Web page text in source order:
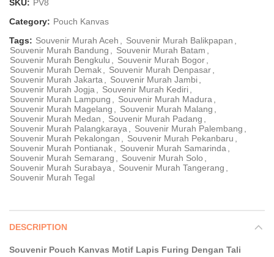
SKU: PV8
Category: Pouch Kanvas
Tags: Souvenir Murah Aceh , Souvenir Murah Balikpapan ,
Souvenir Murah Bandung , Souvenir Murah Batam ,
Souvenir Murah Bengkulu , Souvenir Murah Bogor,
Souvenir Murah Demak, Souvenir Murah Denpasar,
Souvenir Murah Jakarta, Souvenir Murah Jambi,
Souvenir Murah Jogja, Souvenir Murah Kediri,
Souvenir Murah Lampung , Souvenir Murah Madura,
Souvenir Murah Magelang , Souvenir Murah Malang ,
Souvenir Murah Medan , Souvenir Murah Padang ,
Souvenir Murah Palangkaraya, Souvenir Murah Palembang ,
Souvenir Murah Pekalongan , Souvenir Murah Pekanbaru ,
Souvenir Murah Pontianak, Souvenir Murah Samarinda,
Souvenir Murah Semarang , Souvenir Murah Solo ,
Souvenir Murah Surabaya, Souvenir Murah Tangerang ,
Souvenir Murah Tegal
DESCRIPTION
Souvenir Pouch Kanvas Motif Lapis Furing Dengan Tali